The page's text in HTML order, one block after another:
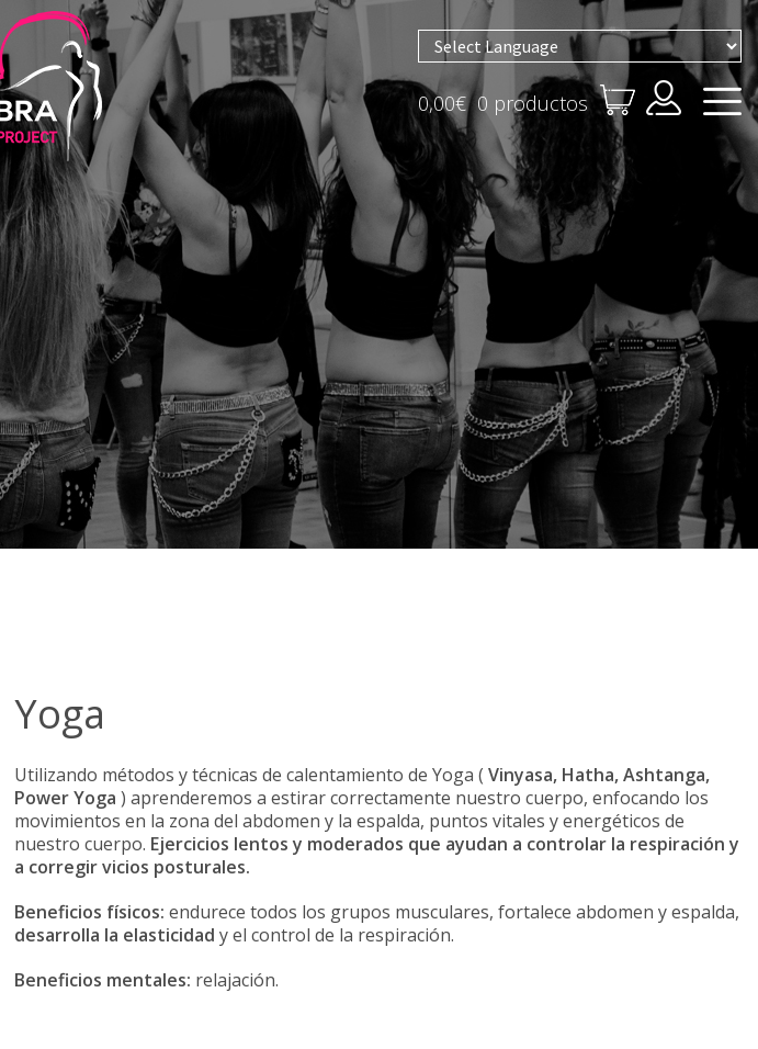
Powered by
0,00€ 0 productos
Yoga
Utilizando métodos y técnicas de calentamiento de Yoga (Vinyasa, Hatha, Ashtanga,
Power Yoga ) aprenderemos a estirar correctamente nuestro cuerpo, enfocando los
movimientos en la zona del abdomen y la espalda, puntos vitales y energéticos de
nuestro cuerpo. Ejercicios lentos y moderados que ayudan a controlar la respiración y
a corregir vicios posturales.
Beneficios físicos: endurece todos los grupos musculares, fortalece abdomen y espalda,
desarrolla la elasticidad y el control de la respiración.
Beneficios mentales: relajación.